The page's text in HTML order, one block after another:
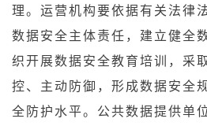
理。运营机构要依据有关法律
数据安全主体责任，建立健全
织开展数据安全教育培训，采
控、主动防御，形成数据安全
全防护水平。公共数据提供单